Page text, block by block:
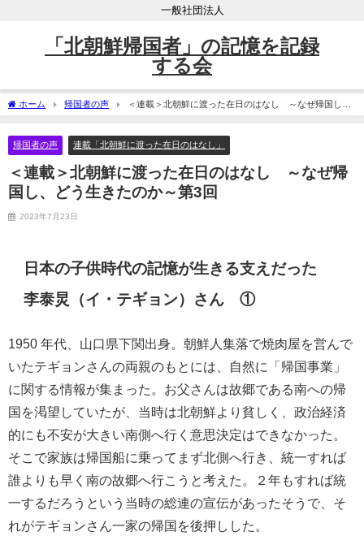
一般社団法人
「北朝鮮帰国者」の記憶を記録
する会
ホーム 帰国者の声
＜連載＞北朝鮮に渡った在日のはなし ～なぜ帰国し、
どう生きたのか～第3回
帰国者の声 連載「北朝鮮に渡った在日のはなし」
＜連載＞北朝鮮に渡った在日のはなし ～なぜ帰
国し、どう生きたのか～第3回
2023年7月23日
日本の子供時代の記憶が生きる支えだった
李泰炅（イ・テギョン）さん ①
1950 年代、⼭⼝県下関出身。朝鮮人集落で焼肉屋を営んで
いたテギョンさんの両親のもとには、自然に「帰国事業」
に関する情報が集まった。お⽗さんは故郷である南への帰
国を渇望していたが、当時は北朝鮮より貧しく、政治経済
的にも不安が⼤きい南側へ行く意思決定はできなかった。
そこで家族は帰国船に乗ってまず北側へ行き、統一すれば
誰よりも早く南の故郷へ行こうと考えた。２年もすれば統
⼀するだろうという当時の総連の宣伝があったそうで、そ
れがテギョンさん一家の帰国を後押しした。